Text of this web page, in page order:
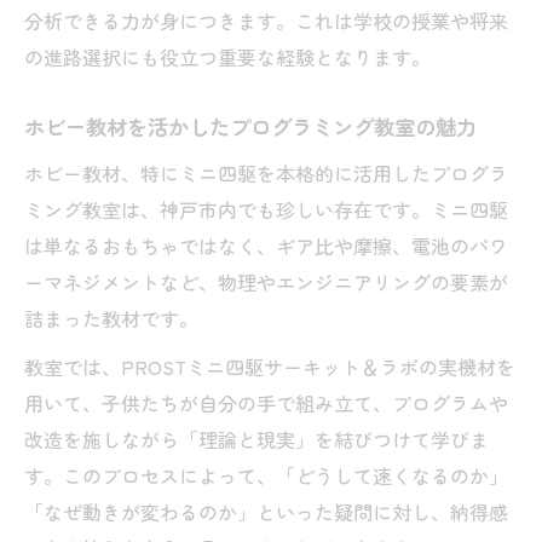
新しい発見を得られるプログラミング教室
の瞬間
例
目の前で理解できるプログラミング教室の
工夫
分析できる力が身につきます。これは学校の授業や将来
の進路選択にも役立つ重要な経験となります。
ホビー教材を活かしたプログラミング教室の魅力
ホビー教材、特にミニ四駆を本格的に活用したプログラ
ミング教室は、神戸市内でも珍しい存在です。ミニ四駆
は単なるおもちゃではなく、ギア比や摩擦、電池のパワ
ーマネジメントなど、物理やエンジニアリングの要素が
詰まった教材です。
教室では、PROSTミニ四駆サーキット＆ラボの実機材を
用いて、子供たちが自分の手で組み立て、プログラムや
改造を施しながら「理論と現実」を結びつけて学びま
す。このプロセスによって、「どうして速くなるのか」
「なぜ動きが変わるのか」といった疑問に対し、納得感